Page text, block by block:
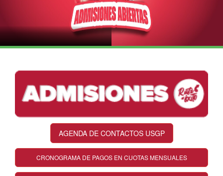
AGENDA DE CONTACTOS USGP
CRONOGRAMA DE PAGOS EN CUOTAS MENSUALES